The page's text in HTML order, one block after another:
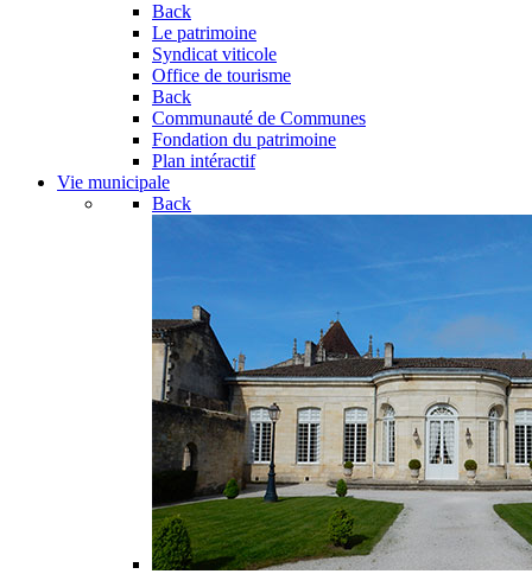
Back
Le patrimoine
Syndicat viticole
Office de tourisme
Back
Communauté de Communes
Fondation du patrimoine
Plan intéractif
Vie municipale
Back